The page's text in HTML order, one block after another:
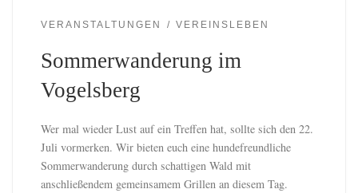
VERANSTALTUNGEN VEREINSLEBEN
Sommerwanderung im
Vogelsberg
Wer mal wieder Lust auf ein Treffen hat, sollte sich den 22.
Juli vormerken. Wir bieten euch eine hundefreundliche
Sommerwanderung durch schattigen Wald mit
anschließendem gemeinsamem Grillen an diesem Tag.